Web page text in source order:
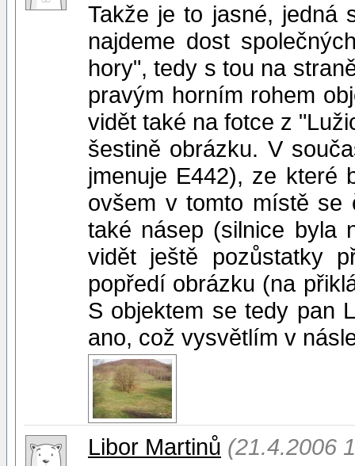
Takže je to jasné, jedná
najdeme dost
hory", tedy s tou na
pravým horním rohem
vidět také na fotce z
šestině obrázku. V
jmenuje E442), ze které
ovšem v tomto místě se
také násep (silnice byla
vidět ještě pozůstatky
popředí obrázku (na
S objektem se tedy pan
ano, což vysvětlím v
Libor Martinů (21.4.2006